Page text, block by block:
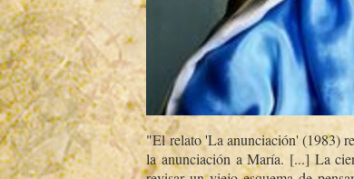
"El relato 'La anunciación' (1983)
la anunciación a Marí­a. [...] La